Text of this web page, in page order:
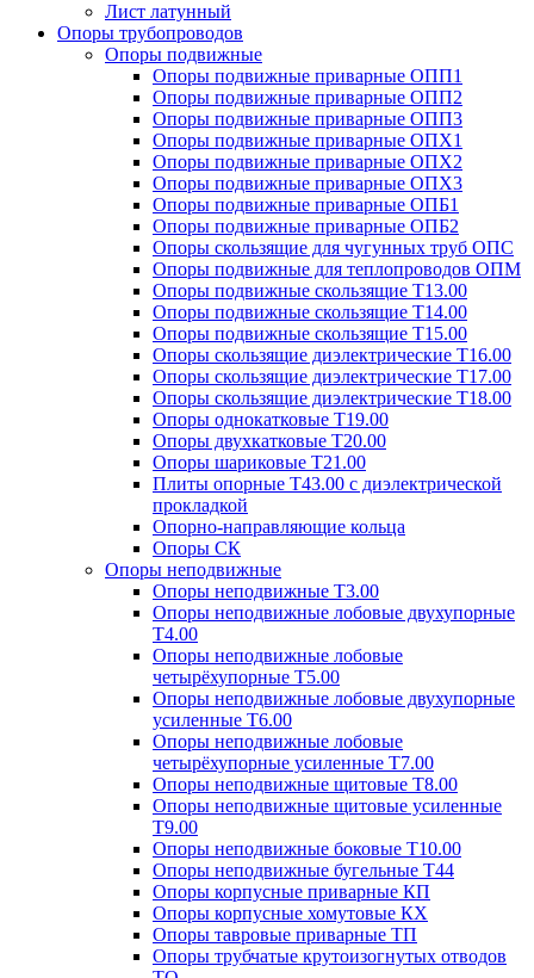
Лист латунный
Опоры трубопроводов
Опоры подвижные
Опоры подвижные приварные ОПП1
Опоры подвижные приварные ОПП2
Опоры подвижные приварные ОПП3
Опоры подвижные приварные ОПХ1
Опоры подвижные приварные ОПХ2
Опоры подвижные приварные ОПХ3
Опоры подвижные приварные ОПБ1
Опоры подвижные приварные ОПБ2
Опоры скользящие для чугунных труб ОПС
Опоры подвижные для теплопроводов ОПМ
Опоры подвижные скользящие Т13.00
Опоры подвижные скользящие Т14.00
Опоры подвижные скользящие Т15.00
Опоры скользящие диэлектрические Т16.00
Опоры скользящие диэлектрические Т17.00
Опоры скользящие диэлектрические Т18.00
Опоры однокатковые Т19.00
Опоры двухкатковые Т20.00
Опоры шариковые Т21.00
Плиты опорные Т43.00 с диэлектрической
прокладкой
Опорно-направляющие кольца
Опоры СК
Опоры неподвижные
Опоры неподвижные Т3.00
Опоры неподвижные лобовые двухупорные
Т4.00
Опоры неподвижные лобовые
четырёхупорные Т5.00
Опоры неподвижные лобовые двухупорные
усиленные Т6.00
Опоры неподвижные лобовые
четырёхупорные усиленные Т7.00
Опоры неподвижные щитовые Т8.00
Опоры неподвижные щитовые усиленные
Т9.00
Опоры неподвижные боковые Т10.00
Опоры неподвижные бугельные Т44
Опоры корпусные приварные КП
Опоры корпусные хомутовые КХ
Опоры тавровые приварные ТП
Опоры трубчатые крутоизогнутых отводов